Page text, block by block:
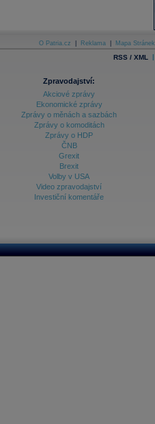
O Patria.cz Reklama Mapa Stránek
RSS / XML |
Zpravodajství:
Akciové zprávy
Ekonomické zprávy
Zprávy o měnách a sazbách
Zprávy o komoditách
Zprávy o HDP
ČNB
Grexit
Brexit
Volby v USA
Video zpravodajství
Investiční komentáře